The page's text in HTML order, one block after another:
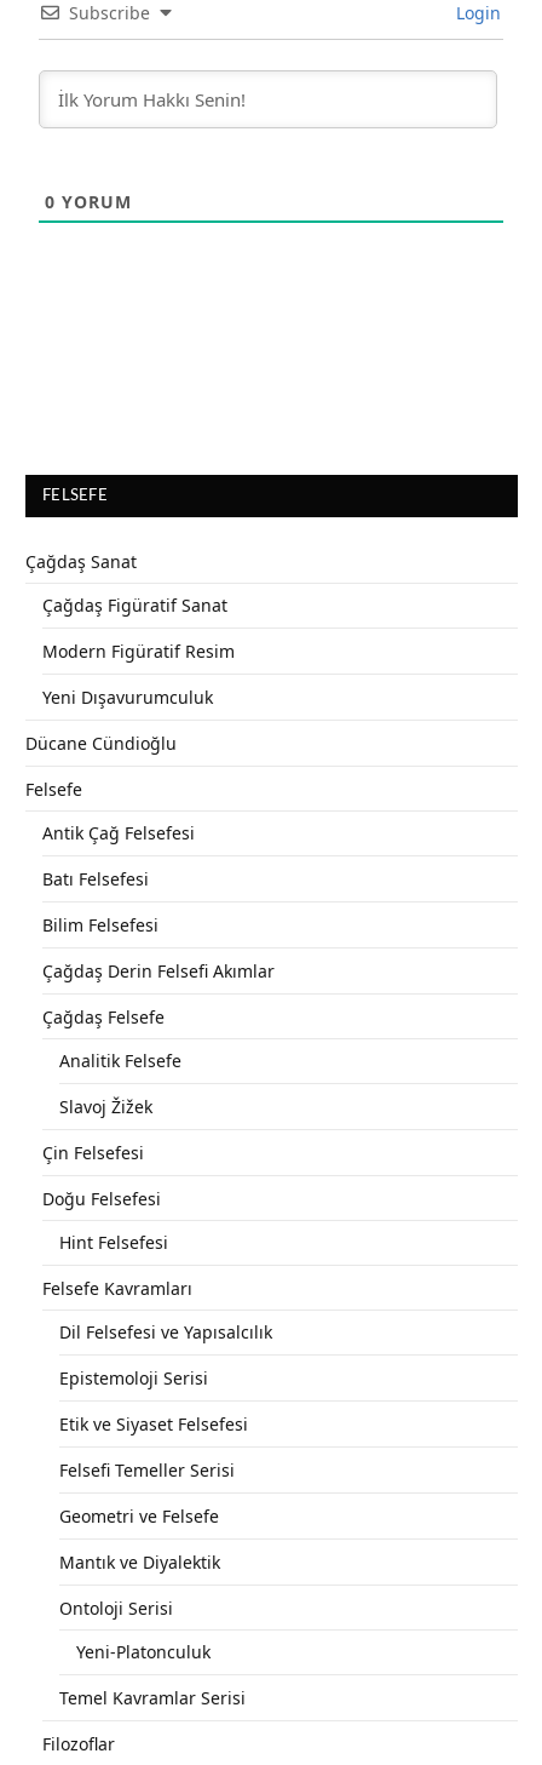
Subscribe Login
0 YORUM
FELSEFE
Çağdaş Sanat
Çağdaş Figüratif Sanat
Modern Figüratif Resim
Yeni Dışavurumculuk
Dücane Cündioğlu
Felsefe
Antik Çağ Felsefesi
Batı Felsefesi
Bilim Felsefesi
Çağdaş Derin Felsefi Akımlar
Çağdaş Felsefe
Analitik Felsefe
Slavoj Žižek
Çin Felsefesi
Doğu Felsefesi
Hint Felsefesi
Felsefe Kavramları
Dil Felsefesi ve Yapısalcılık
Epistemoloji Serisi
Etik ve Siyaset Felsefesi
Felsefi Temeller Serisi
Geometri ve Felsefe
Mantık ve Diyalektik
Ontoloji Serisi
Yeni-Platonculuk
Temel Kavramlar Serisi
Filozoflar